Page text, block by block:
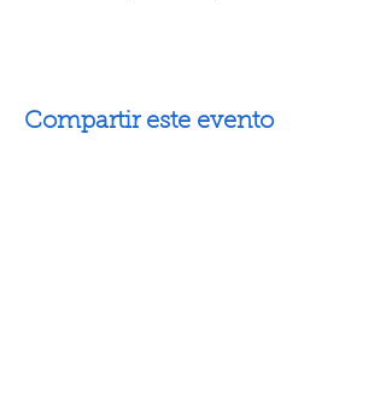
Compartir este evento